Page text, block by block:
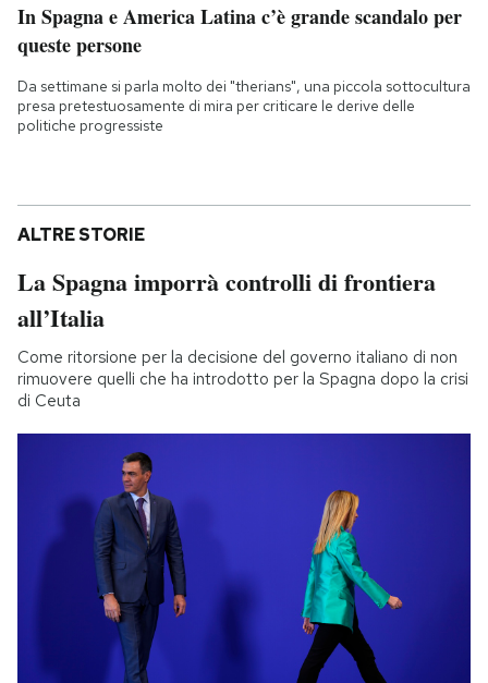
In Spagna e America Latina c’è grande scandalo per
queste persone
Da settimane si parla molto dei "therians", una piccola sottocultura
presa pretestuosamente di mira per criticare le derive delle
politiche progressiste
ALTRE STORIE
La Spagna imporrà controlli di frontiera
all’Italia
Come ritorsione per la decisione del governo italiano di non
rimuovere quelli che ha introdotto per la Spagna dopo la crisi
di Ceuta